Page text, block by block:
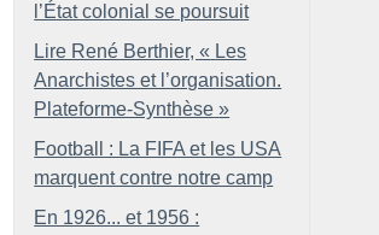
l’État colonial se poursuit
Lire René Berthier, « Les
Anarchistes et l’organisation.
Plateforme-Synthèse »
Football : La FIFA et les USA
marquent contre notre camp
En 1926... et 1956 :